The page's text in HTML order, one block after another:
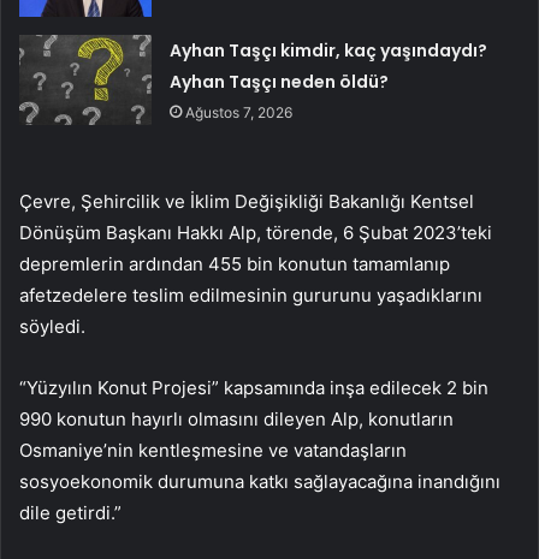
Ayhan Taşçı kimdir, kaç yaşındaydı?
Ayhan Taşçı neden öldü?
Ağustos 7, 2026
Çevre, Şehircilik ve İklim Değişikliği Bakanlığı Kentsel
Dönüşüm Başkanı Hakkı Alp, törende, 6 Şubat 2023’teki
depremlerin ardından 455 bin konutun tamamlanıp
afetzedelere teslim edilmesinin gururunu yaşadıklarını
söyledi.
“Yüzyılın Konut Projesi” kapsamında inşa edilecek 2 bin
990 konutun hayırlı olmasını dileyen Alp, konutların
Osmaniye’nin kentleşmesine ve vatandaşların
sosyoekonomik durumuna katkı sağlayacağına inandığını
dile getirdi.”